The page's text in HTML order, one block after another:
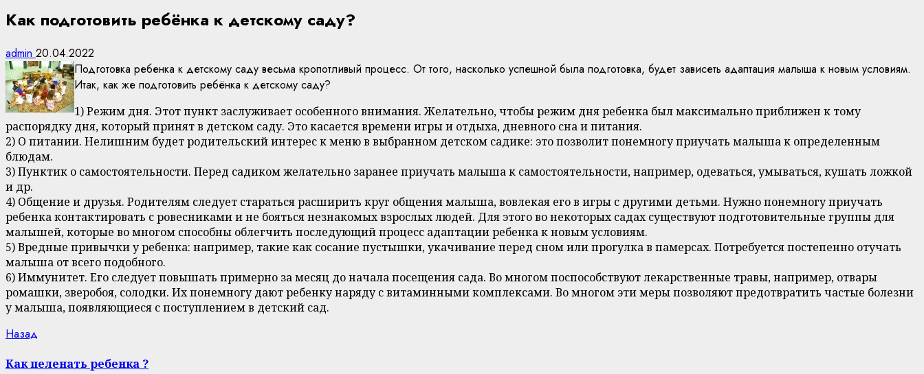
Как подготовить ребёнка к детскому саду?
admin 20.04.2022
Подготовка ребенка к детскому саду весьма кропотливый процесс. От того, насколько успешной была подготовка, будет зависеть адаптация малыша к новым условиям.
Итак, как же подготовить ребёнка к детскому саду?
1) Режим дня. Этот пункт заслуживает особенного внимания. Желательно, чтобы режим дня ребенка был максимально приближен к тому
распорядку дня, который принят в детском саду. Это касается времени игры и отдыха, дневного сна и питания.
2) О питании. Нелишним будет родительский интерес к меню в выбранном детском садике: это позволит понемногу приучать малыша к определенным
блюдам.
3) Пунктик о самостоятельности. Перед садиком желательно заранее приучать малыша к самостоятельности, например, одеваться, умываться, кушать ложкой
и др.
4) Общение и друзья. Родителям следует стараться расширить круг общения малыша, вовлекая его в игры с другими детьми. Нужно понемногу приучать
ребенка контактировать с ровесниками и не бояться незнакомых взрослых людей. Для этого во некоторых садах существуют подготовительные группы для
малышей, которые во многом способны облегчить последующий процесс адаптации ребенка к новым условиям.
5) Вредные привычки у ребенка: например, такие как сосание пустышки, укачивание перед сном или прогулка в памерсах. Потребуется постепенно отучать
малыша от всего подобного.
6) Иммунитет. Его следует повышать примерно за месяц до начала посещения сада. Во многом поспособствуют лекарственные травы, например, отвары
ромашки, зверобоя, солодки. Их понемногу дают ребенку наряду с витаминными комплексами. Во многом эти меры позволяют предотвратить частые болезни
у малыша, появляющиеся с поступлением в детский сад.
Continue
Reading
Назад
Как пеленать ребенка ?